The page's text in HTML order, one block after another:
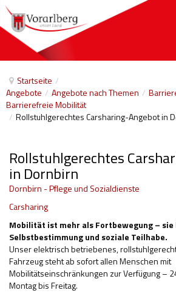
Startseite /
Angebote / Angebote nach Themen /
Barrierefreie Mobilität
/ Rollstuhlgerechtes Carsharing-Angebot in
Rollstuhlgerechtes
in Dornbirn
Dornbirn - Pflege und Sozialdienste
Carsharing
Mobilität ist mehr als Fortbewegung –
Selbstbestimmung und soziale Teilhabe.
Unser elektrisch betriebenes,
Fahrzeug steht ab sofort allen Menschen mit
Mobilitätseinschränkungen zur Verfügung –
Montag bis Freitag.
Home
Angebote nach Themen
Arbeit und Beschäftigung
Beihilfen, finanzielle Unterstützungen
Freizeit
Gesetze und Verordnungen
Gesetzliche Vertretungen
Gesundheitliche Rehabilitation
Hilfsmittel und Heilbehelfe
Angebote A-Z
Anbieter
Aktuelles